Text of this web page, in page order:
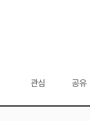
관심 공유